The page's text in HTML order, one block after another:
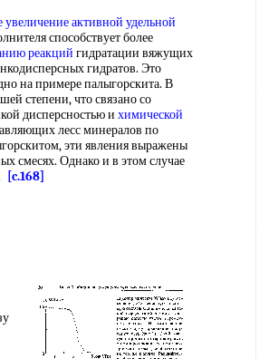
увеличениеактивной удельной
способствует более
реакций гидратации вяжущих
гидратов. Это
на примере палыгорскита. В
степени, что связано со
дисперсностью и химической
лесс минералов по
эти явления выражены
смесях. Однако и в этом случае
[c.168]